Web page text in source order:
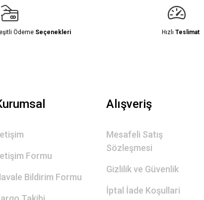
Ödeme Seçenekleri Hızlı Teslimat
Formu
Bildirim Formu
Alışveriş
Mesafeli Satış
Sözleşmesi
Gizlilik ve Güvenlik
İptal İade Koşullari